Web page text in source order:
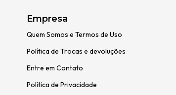
Empresa
Quem Somos e Termos de Uso
Política de Trocas e devoluções
Entre em Contato
Política de Privacidade